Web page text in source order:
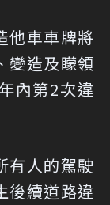
他車車牌將
變造及矇領
內第2次違
有人的駕駛
後續道路違